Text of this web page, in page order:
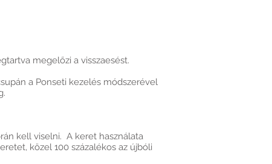
megelőzi a visszaesést.
a Ponseti kezelés módszerével
kell viselni. A keret használata
közel 100 százalékos az újbóli